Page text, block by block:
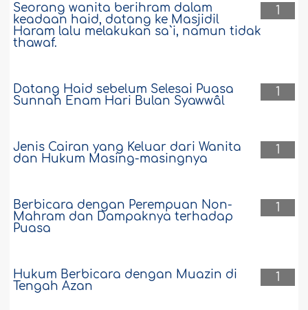
1
Seorang wanita berihram dalam
keadaan haid, datang ke Masjidil
Haram lalu melakukan sa`i, namun tidak
thawaf.
1
Datang Haid sebelum Selesai Puasa
Sunnah Enam Hari Bulan Syawwâl
1
Jenis Cairan yang Keluar dari Wanita
dan Hukum Masing-masingnya
1
Berbicara dengan Perempuan Non-
Mahram dan Dampaknya terhadap
Puasa
1
Hukum Berbicara dengan Muazin di
Tengah Azan